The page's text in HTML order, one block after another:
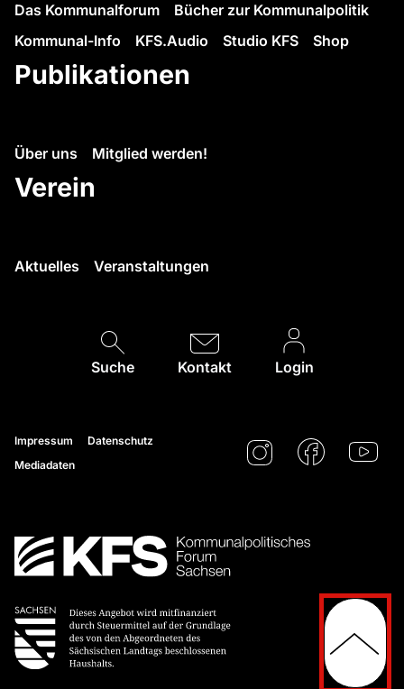
Das Kommunalforum
Bücher zur Kommunalpolitik
Kommunal-Info
KFS.Audio Studio KFS Shop
Publikationen
Über uns Mitglied werden!
Verein
Aktuelles Veranstaltungen
Suche Kontakt Login
Impressum
Datenschutz
Mediadaten